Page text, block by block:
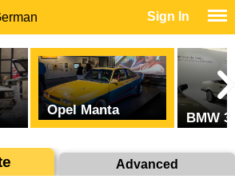
Sign In
Opel Manta BMW
Advanced